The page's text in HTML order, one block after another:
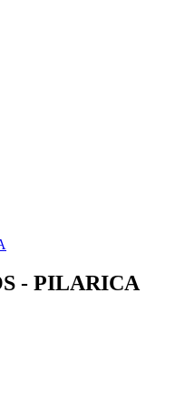
- PILARICA